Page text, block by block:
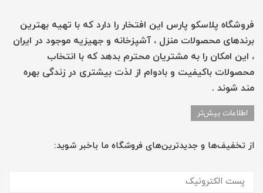
فروشگاه پلاسکو پارس این افتخار را دارد که با تهیه بهترین
برندهای محصولات منزل ، آشپزخانه و جهیزیه موجود در ایران
، این امکان را به مشتریان محترم بدهد که با انتخاب
محصولات باکیفیت و بادوام از لذت بیشتری در زندگی بهره
مند شوند .
اطلاعات بیش‌تر
از تخفیف‌ها و جدیدترین‌های فروشگاه ما باخبر شوید: